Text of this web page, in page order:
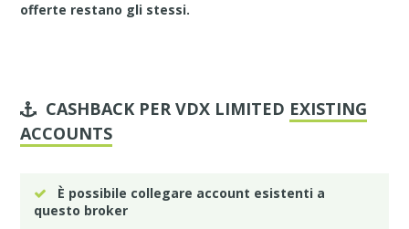
offerte restano gli stessi.
CASHBACK PER VDX LIMITED EXISTING
ACCOUNTS
È possibile collegare account esistenti a
questo broker